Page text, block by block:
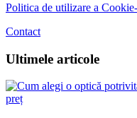
Politica de utilizare a
Contact
Ultimele articole